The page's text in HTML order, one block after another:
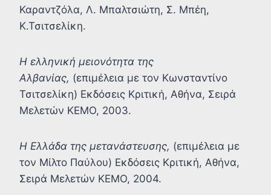
Καραντζόλα, Λ. Μπαλτσιώτη, Σ. Μπέη,
Κ.Τσιτσελίκη.
Η ελληνική μειονότητα της
Αλβανίας, (επιμέλεια με τον Κωνσταντίνο
Τσιτσελίκη) Εκδόσεις Κριτική, Αθήνα, Σειρά
Μελετών ΚΕΜΟ, 2003.
Η Ελλάδα της μετανάστευσης, (επιμέλεια με
τον Μίλτο Παύλου) Εκδόσεις Κριτική, Αθήνα,
Σειρά Μελετών ΚΕΜΟ, 2004.